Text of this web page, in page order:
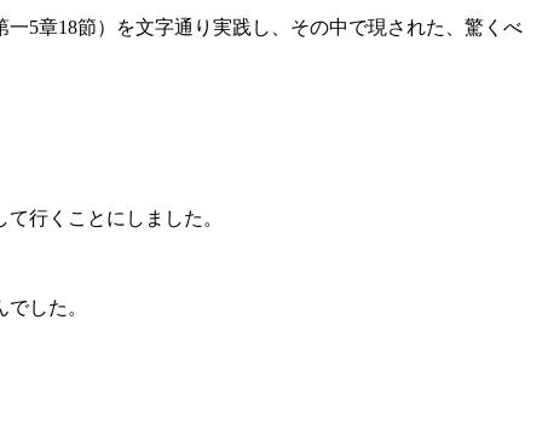
5章18節）を文字通り実践し、その中で現された、驚くべ
行くことにしました。
した。